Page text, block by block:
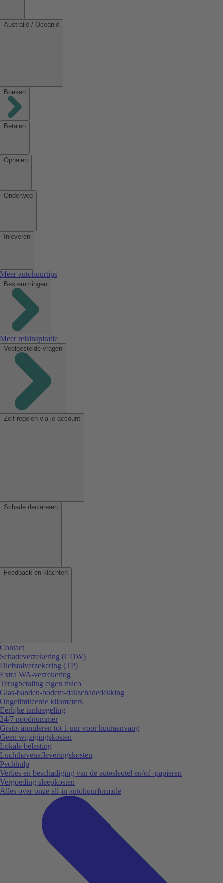
Australië / Oceanië
Boeken
Betalen
Ophalen
Onderweg
Inleveren
Meer autohuurtips
Bestemmingen
Meer reisinspiratie
Veelgestelde vragen
Zelf regelen via je account
Schade declareren
Feedback en klachten
Contact
Schadeverzekering (CDW)
Diefstalverzekering (TP)
Extra WA-verzekering
Terugbetaling eigen risico
Glas-banden-bodem-dakschadedekking
Ongelimiteerde kilometers
Eerlijke tankregeling
24/7 noodnummer
Gratis annuleren tot 1 uur voor huuraanvang
Geen wijzigingskosten
Lokale belasting
Luchthavenafleveringskosten
Pechhulp
Verlies en beschadiging van de autosleutel en/of -papieren
Vergoeding sleepkosten
Alles over onze all-in autohuurformule